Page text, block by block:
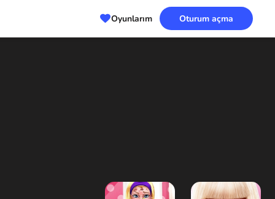
Oyunlarım Oturum açma